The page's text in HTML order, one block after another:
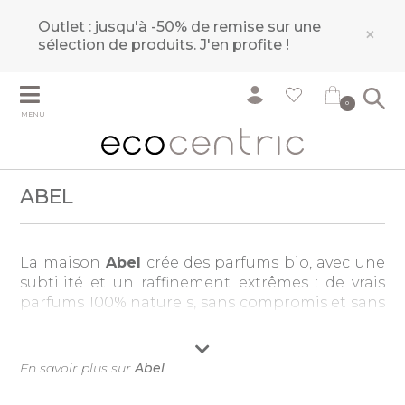
Outlet : jusqu'à -50% de remise sur une
sélection de produits.J'en profite ! ×
MENU
0
ABEL
La maison Abel crée des parfums bio, avec une
subtilité et un raffinement extrêmes : de vrais
parfums 100% naturels, sans compromis et sans
Frances Shoemack, ancienne
vigneronne Neo-Zélandaise,
En savoir plus surAbel